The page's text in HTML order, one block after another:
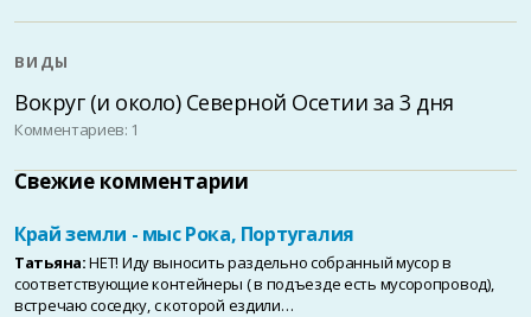
ВИДЫ
Вокруг (и около) Северной Осетии за 3 дня
Комментариев: 1
Свежие комментарии
Край земли - мыс Рока, Португалия
Татьяна:НЕТ! Иду выносить раздельно собранный мусор в
соответствующие контейнеры ( в подъезде есть мусоропровод),
встречаю соседку, с которой ездили…